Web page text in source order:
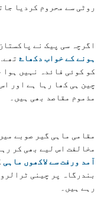
روٹی سے محروم کردیا
اگرچہ سی پیک نے
ہونے کے خواب دکھاۓ
کو کوئی فائدہ نہیں
چین ہی کھا رہا ہے اور
مذموم مقاصد بھی ہیں۔
مقامی ماہی گیر صوبے
مخالفت اس لیے بھی کر
آمد ورفت سے لاکھوں ماہی
بندرگاہ پر چینی
رہے ہیں۔